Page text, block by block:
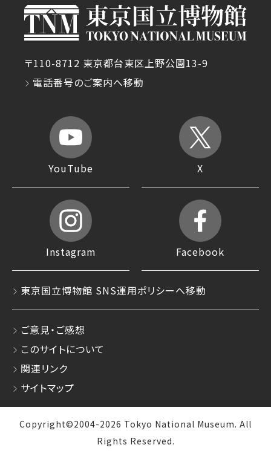
〒110-8712 東京都台東区上野公園13-9
電話番号のご案内へ移動
YouTube X
Instagram Facebook
東京国立博物館 SNS運用ポリシーへ移動
ご意見・ご感想
このサイトについて
関連リンク
サイトマップ
Copyright©2004-2026 Tokyo National Museum. All
Rights Reserved.